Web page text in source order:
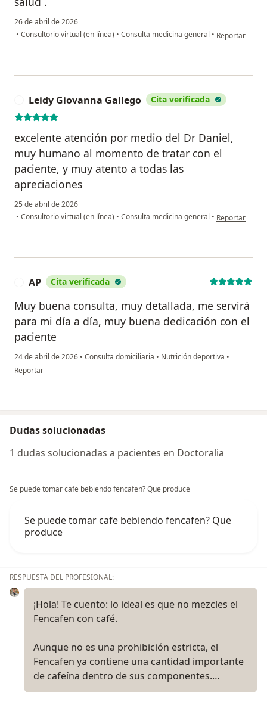
26 de abril de 2026
• Consultorio virtual (en línea) • Consulta medicina general • en opinión del
Reportar
Leidy Giovanna Gallego Cita verificada
excelente atención por medio del Dr Daniel,
muy humano al momento de tratar con el
paciente, y muy atento a todas las
apreciaciones
25 de abril de 2026
• Consultorio virtual (en línea) • Consulta medicina general • en opinión del
Reportar
AP Cita verificada
Muy buena consulta, muy detallada, me servirá
para mi día a día, muy buena dedicación con el
paciente
24 de abril de 2026 • Consulta domiciliaria • Nutrición deportiva •
en opinión del usuario AP
Reportar
Dudas solucionadas
1 dudas solucionadas a pacientes en Doctoralia
Se puede tomar cafe bebiendo fencafen? Que produce
Se puede tomar cafe bebiendo fencafen? Que
produce
RESPUESTA DEL PROFESIONAL:
¡Hola! Te cuento: lo ideal es que no mezcles el
Fencafen con café.
Aunque no es una prohibición estricta, el
Fencafen ya contiene una cantidad importante
de cafeína dentro de sus componentes.…